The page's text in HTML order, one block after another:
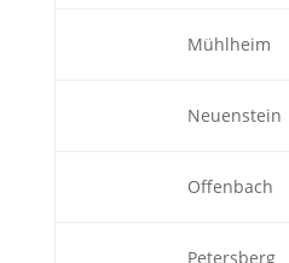
Mühlheim
Neuenstein
Offenbach
Petersberg